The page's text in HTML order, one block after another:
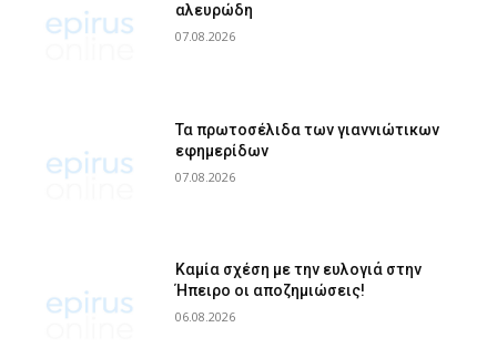
αλευρώδη
07.08.2026
Τα πρωτοσέλιδα των γιαννιώτικων
εφημερίδων
07.08.2026
Καμία σχέση με την ευλογιά στην
Ήπειρο οι αποζημιώσεις!
06.08.2026